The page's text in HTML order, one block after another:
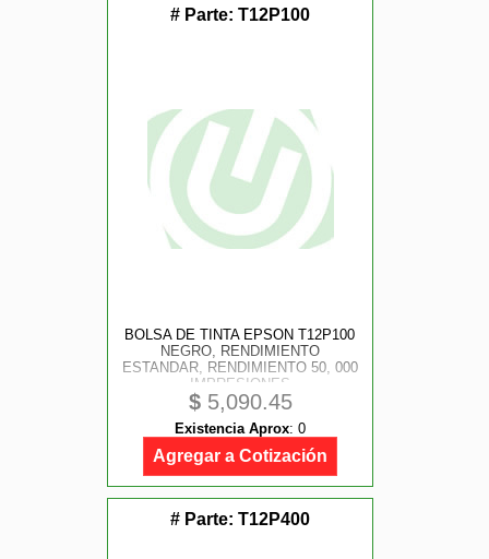
# Parte: T12P100
BOLSA DE TINTA EPSON T12P100
NEGRO, RENDIMIENTO
ESTANDAR, RENDIMIENTO 50, 000
IMPRESIONES
$5,090.45
Existencia Aprox: 0
Agregar a Cotización
# Parte: T12P400